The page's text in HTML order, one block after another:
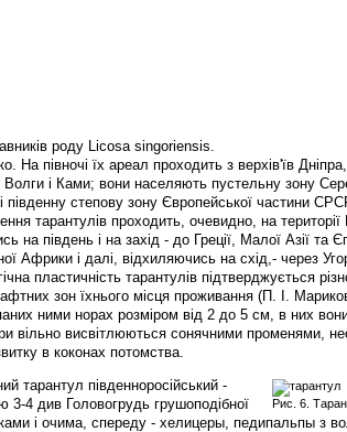
роду Licosa singoriensis.
На півночі їх ареал проходить з верхів'їв
і Ками; вони населяють пустельну зону
південну степову зону Європейської частини
тарантулів проходить, очевидно, на території
на південь і на захід - до Греції, Малої Азії та
Африки і далі, відхиляючись на схід,- через
пластичність тарантулів підтверджується
зон їхнього місця проживання (П. І.
ними норах розміром від 2 до 5 см, в них
вільно висвітлюються сонячними променями,
в коконах потомства.
Рис. 6.
тарантул південноросійський -
3-4 див Головогрудь грушоподібної
і очима, спереду - хелицеры, педипальпы з